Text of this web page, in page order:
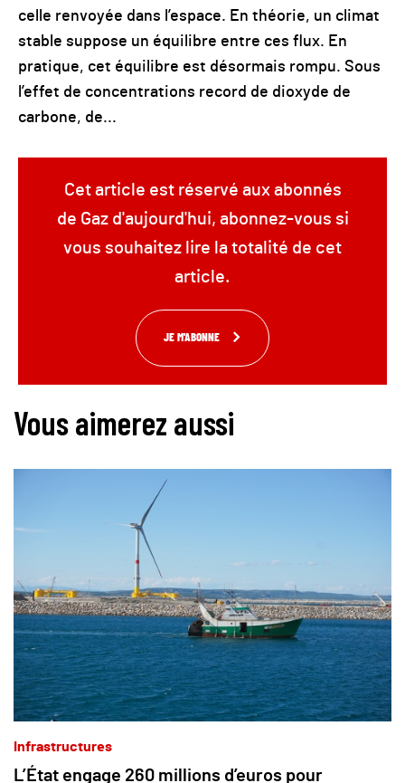
celle renvoyée dans l’espace. En théorie, un climat
stable suppose un équilibre entre ces flux. En
pratique, cet équilibre est désormais rompu. Sous
l’effet de concentrations record de dioxyde de
carbone, de...
Cet article est réservé aux abonnés
de Gaz d'aujourd'hui, abonnez-vous si
vous souhaitez lire la totalité de cet
article.
JE M'ABONNE
Vous aimerez aussi
Infrastructures
L’État engage 260 millions d’euros pour